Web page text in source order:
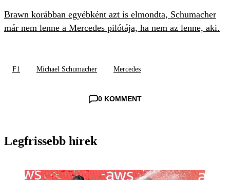
Brawn korábban egyébként azt is elmondta, Schumacher
már nem lenne a Mercedes pilótája, ha nem az lenne, aki.
F1 Michael Schumacher Mercedes
0 KOMMENT
Legfrissebb hírek